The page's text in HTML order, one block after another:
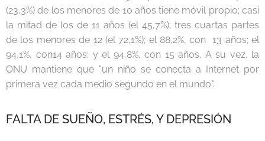
(23,3%) de los menores de 10 años tiene móvil propio; casi
la mitad de los de 11 años (el 45,7%); tres cuartas partes
de los menores de 12 (el 72,1%); el 88,2%, con 13 años; el
94,1%, con14 años; y el 94,8%, con 15 años. A su vez, la
ONU mantiene que "un niño se conecta a Internet por
primera vez cada medio segundo en el mundo".
FALTA DE SUEÑO, ESTRÉS, Y DEPRESIÓN